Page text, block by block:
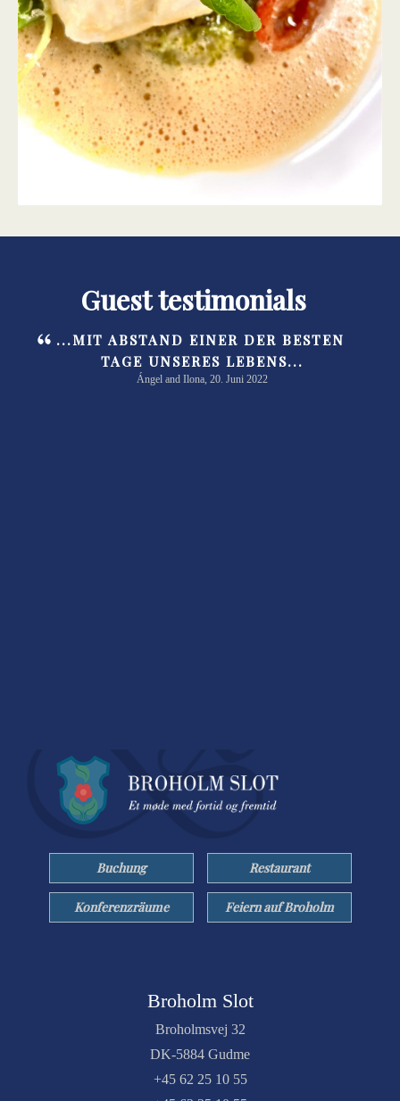
Guest testimonials
...MIT ABSTAND EINER DER BESTEN
TAGE UNSERES LEBENS...
Ángel and Ilona, 20. Juni 2022
Buchung Restaurant
Konferenzräume Feiern auf Broholm
Broholm Slot
Broholmsvej 32
DK-5884 Gudme
+45 62 25 10 55